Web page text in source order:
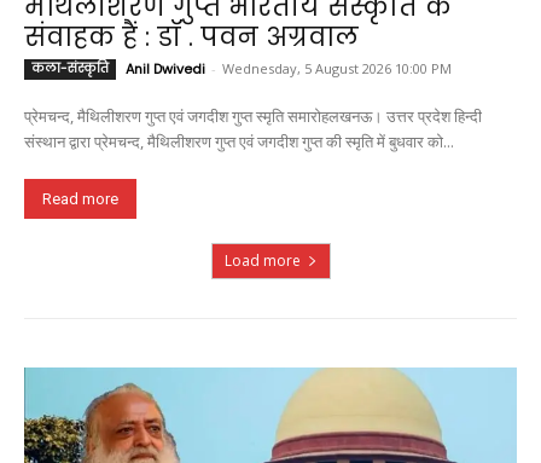
मैथिलीशरण गुप्त भारतीय संस्कृति के
संवाहक हैं : डॉ . पवन अग्रवाल
कला-संस्कृति Anil Dwivedi - Wednesday, 5 August 2026 10:00 PM
प्रेमचन्द, मैथिलीशरण गुप्त एवं जगदीश गुप्त स्मृति समारोहलखनऊ। उत्तर प्रदेश हिन्दी
संस्थान द्वारा प्रेमचन्द, मैथिलीशरण गुप्त एवं जगदीश गुप्त की स्मृति में बुधवार को...
Read more
Load more